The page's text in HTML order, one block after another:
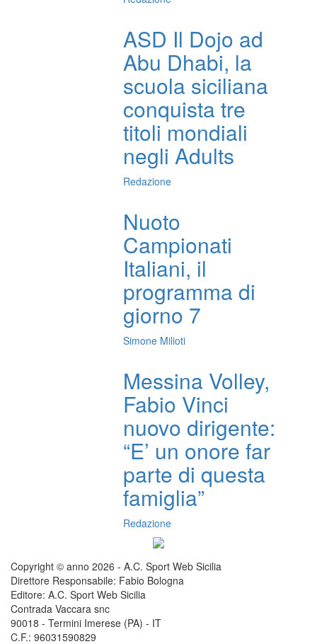
ASD Il Dojo ad
Abu Dhabi, la
scuola siciliana
conquista tre
titoli mondiali
negli Adults
Redazione
Nuoto
Campionati
Italiani, il
programma di
giorno 7
Simone Milioti
Messina Volley,
Fabio Vinci
nuovo dirigente:
“E’ un onore far
parte di questa
famiglia”
Redazione
Copyright © anno 2026 - A.C. Sport Web Sicilia
Direttore Responsabile: Fabio Bologna
Editore: A.C. Sport Web Sicilia
Contrada Vaccara snc
90018 - Termini Imerese (PA) - IT
C.F.: 96031590829